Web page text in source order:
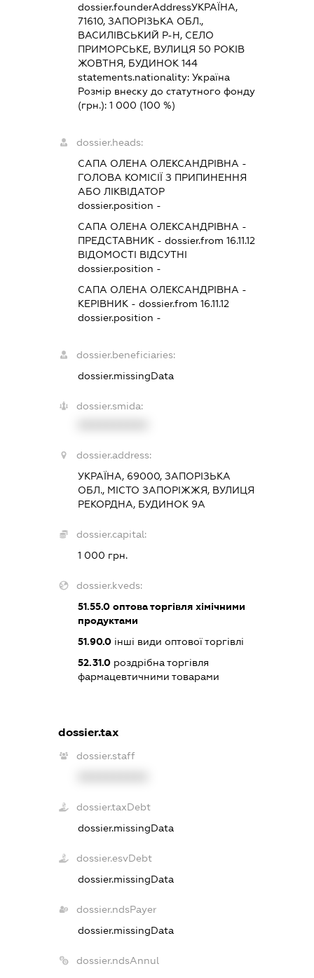
dossier.founderAddressУКРАЇНА,
71610, ЗАПОРІЗЬКА ОБЛ.,
ВАСИЛІВСЬКИЙ Р-Н, СЕЛО
ПРИМОРСЬКЕ, ВУЛИЦЯ 50 РОКІВ
ЖОВТНЯ, БУДИНОК 144
statements.nationality: Україна
Розмір внеску до статутного фонду
(грн.): 1 000 (100 %)
dossier.heads:
САПА ОЛЕНА ОЛЕКСАНДРІВНА -
ГОЛОВА КОМІСІЇ З ПРИПИНЕННЯ
АБО ЛІКВІДАТОР
dossier.position -
САПА ОЛЕНА ОЛЕКСАНДРІВНА -
ПРЕДСТАВНИК - dossier.from 16.11.12
ВІДОМОСТІ ВІДСУТНІ
dossier.position -
САПА ОЛЕНА ОЛЕКСАНДРІВНА -
КЕРІВНИК - dossier.from 16.11.12
dossier.position -
dossier.beneficiaries:
dossier.missingData
dossier.smida:
dossier.address:
УКРАЇНА, 69000, ЗАПОРІЗЬКА
ОБЛ., МІСТО ЗАПОРІЖЖЯ, ВУЛИЦЯ
РЕКОРДНА, БУДИНОК 9А
dossier.capital:
1 000 грн.
dossier.kveds:
51.55.0оптова торгівля хімічними
продуктами
51.90.0інші види оптової торгівлі
52.31.0роздрібна торгівля
фармацевтичними товарами
dossier.tax
dossier.staff
dossier.taxDebt
dossier.missingData
dossier.esvDebt
dossier.missingData
dossier.ndsPayer
dossier.missingData
dossier.ndsAnnul